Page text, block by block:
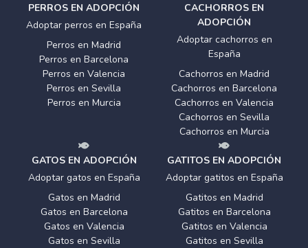
PERROS EN ADOPCIÓN
Adoptar perros en España
Perros en Madrid
Perros en Barcelona
Perros en Valencia
Perros en Sevilla
Perros en Murcia
CACHORROS EN
ADOPCIÓN
Adoptar cachorros en
España
Cachorros en Madrid
Cachorros en Barcelona
Cachorros en Valencia
Cachorros en Sevilla
Cachorros en Murcia
GATOS EN ADOPCIÓN
Adoptar gatos en España
Gatos en Madrid
Gatos en Barcelona
Gatos en Valencia
Gatos en Sevilla
GATITOS EN ADOPCIÓN
Adoptar gatitos en España
Gatitos en Madrid
Gatitos en Barcelona
Gatitos en Valencia
Gatitos en Sevilla